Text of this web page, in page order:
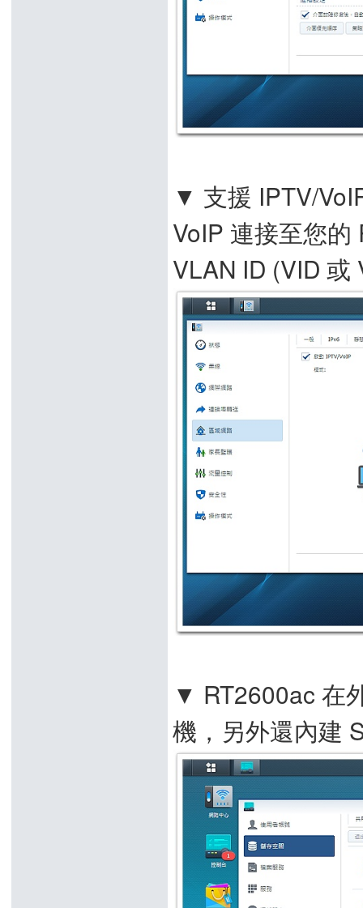
▼ 支援 IPTV/
VoIP 連接至您
VLAN ID (VID 或
▼ RT2600ac 在
機，另外還內建